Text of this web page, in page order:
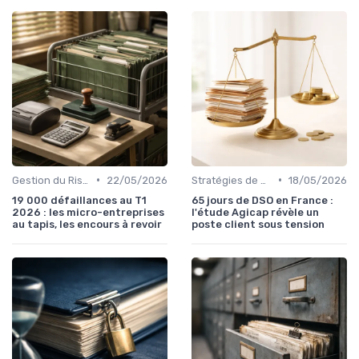
•
22/05/2026
19 000 défaillances au T1
2026 : les micro-entreprises
au tapis, les encours à revoir
• 18/05/2026
65 jours de DSO en France :
l'étude Agicap révèle un
poste client sous tension